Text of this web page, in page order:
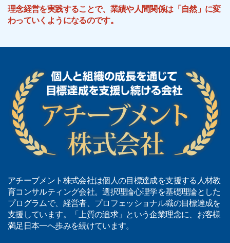
理念経営を実践することで、業績や人間関係は「自然」に変
わっていくようになるのです。
アチーブメント株式会社は個人の目標達成を支援する人材教
育コンサルティング会社。選択理論心理学を基礎理論とした
プログラムで、経営者、プロフェッショナル職の目標達成を
支援しています。「上質の追求」という企業理念に、お客様
満足日本一へ歩みを続けています。